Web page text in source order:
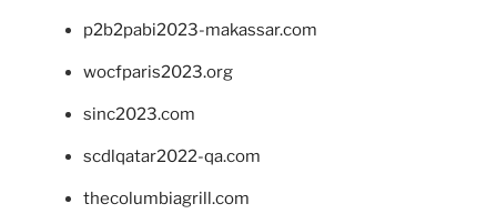
p2b2pabi2023-makassar.com
wocfparis2023.org
sinc2023.com
scdlqatar2022-qa.com
thecolumbiagrill.com